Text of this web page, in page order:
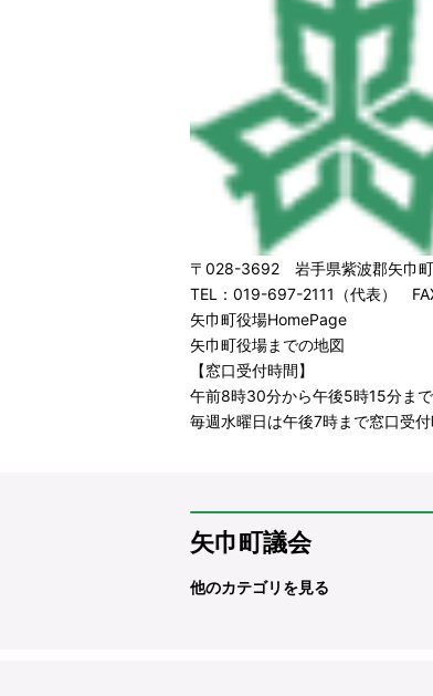
〒028-3692 岩手県紫波郡矢巾
TEL：019-697-2111（代表）
矢巾町役場HomePage
矢巾町役場までの地図
【窓口受付時間】
午前8時30分から午後5時15分ま
毎週水曜日は午後7時まで窓口受付
矢巾町議会
他のカテゴリを見る